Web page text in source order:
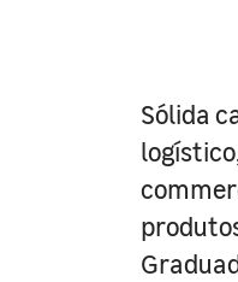
Sólida